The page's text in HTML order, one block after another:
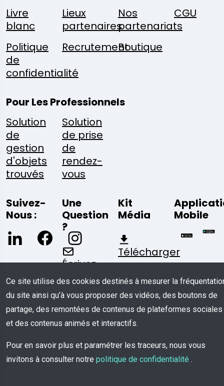
Livre
blanc
Lieux
partenaires
Nos
partenariats
CGU
Politique
de
confidentialité
RecrutementBoutique
Pour Les Professionnels
Solution
de
gestion
d'objets
trouvés
Solution
de prise
de
rendez-
vous
Suivez-
Nous :
Une
Question
?
Écrivez-
Nous
Kit
Média
Télécharger
Mobile
© COPYRIGHT 2026 - Tous Droits Réservés
à TROOV
Ce site utilise des cookies destinés à mesurer la
du site ainsi qu’à vous proposer des vidéos, des boutons de
partage, des remontées de contenus de plateformes sociales
et des contenus animés et interactifs.
Pour en savoir plus et paramétrer les traceurs, nous vous
invitons à consulter notre politique de confidentialité .